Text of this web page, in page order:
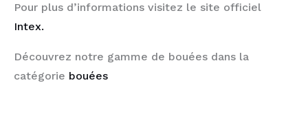
Pour plus d’informations visitez le site officiel
Intex.
Découvrez notre gamme de bouées dans la
catégorie bouées